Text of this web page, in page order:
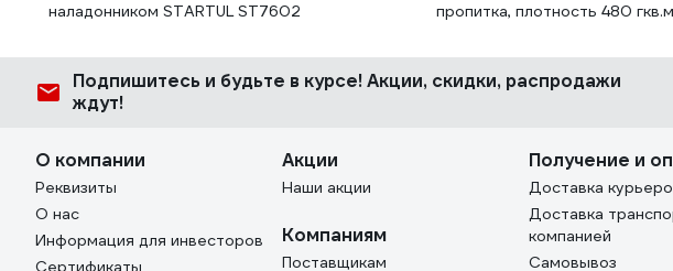
наладонником STARTUL ST7602
пропитка, плотность 480
Подпишитесь и будьте в курсе! Акции, скидки, распродажи
ждут!
О компании
Реквизиты
О нас
Информация для инвесторов
Сертификаты
Акции
Наши акции
Компаниям
Поставщикам
Получение и
Доставка
Доставка
компанией
Самовывоз